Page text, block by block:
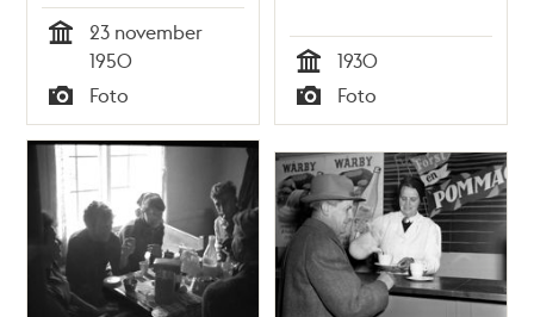
23 november
1950
Typ
Foto Tid
1930
Typ
Foto